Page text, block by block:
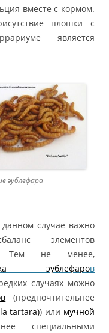
вместе с кормом.
плошки с
является
эублефара
случае важно
элементов
Тем не менее,
эублефаров
случаях можно
(предпочтительнее
tartara)) или мучной
специальными